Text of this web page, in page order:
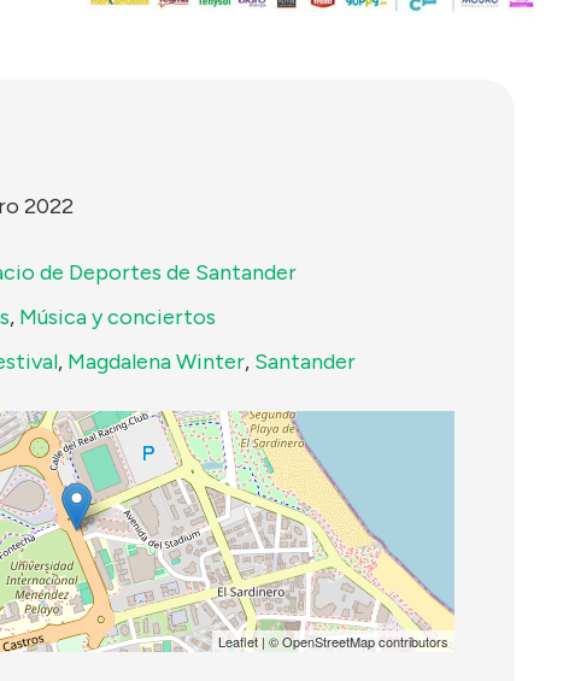
2022
de Deportes de Santander
, Música y conciertos
, Magdalena Winter, Santander
Leaflet| ©OpenStreetMapcontributors